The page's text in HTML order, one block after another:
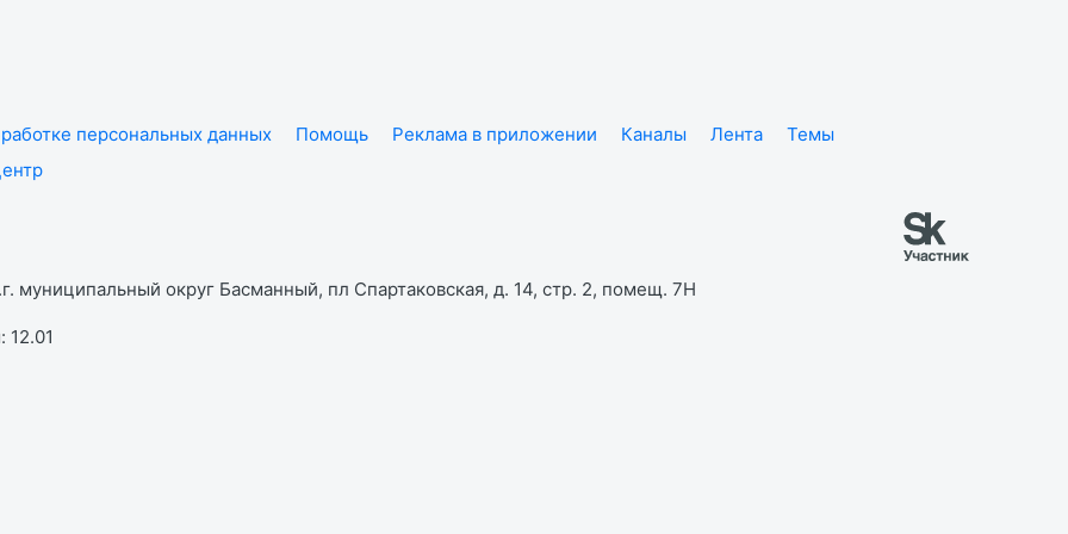
персональных данных Помощь Реклама в приложении Каналы Лента
Темы
муниципальный округ Басманный, пл Спартаковская, д. 14, стр. 2, помещ. 7Н
12.01